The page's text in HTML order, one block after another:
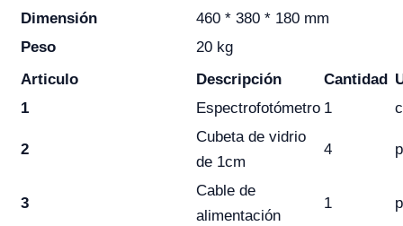
Dimensión
460 * 380 * 180 mm
Peso
20 kg
Articulo
Descripción Cantidad
1
Espectrofotómetro 1
2
Cubeta de vidrio
de 1cm
4
3
Cable de
alimentación
1